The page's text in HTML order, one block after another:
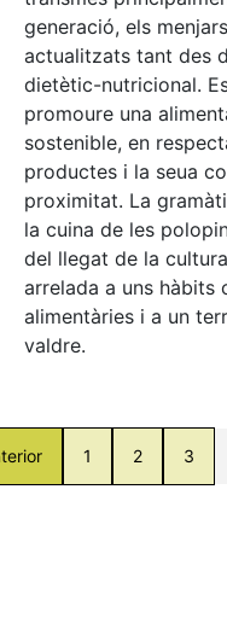
generació, els
actualitzats tant des
dietètic-nutricional.
promoure una
sostenible, en
productes i la seua
proximitat. La
la cuina de les
del llegat de la
arrelada a uns hàbits
alimentàries i a un
valdre.
1 2 3